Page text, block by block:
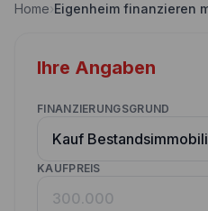
Nebenkostenrechner
Partner werden
Websitetools Baufinanzierung
Unsere Produktpartner
Home›Eigenheim finanzieren
Ihre Angaben
FINANZIERUNGSGRUND
KAUFPREIS